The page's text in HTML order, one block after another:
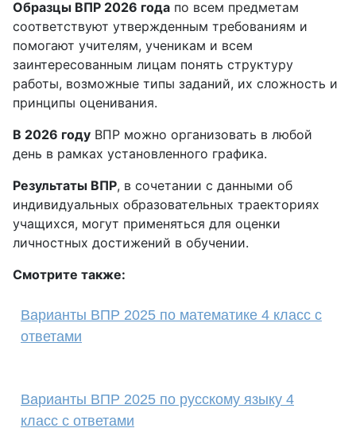
Образцы ВПР 2026 года по всем предметам
соответствуют утвержденным требованиям и
помогают учителям, ученикам и всем
заинтересованным лицам понять структуру
работы, возможные типы заданий, их сложность и
принципы оценивания.
В 2026 году ВПР можно организовать в любой
день в рамках установленного графика.
Результаты ВПР, в сочетании с данными об
индивидуальных образовательных траекториях
учащихся, могут применяться для оценки
личностных достижений в обучении.
Смотрите также:
Варианты ВПР 2025 по математике 4 класс с
ответами
Варианты ВПР 2025 по русскому языку 4
класс с ответами